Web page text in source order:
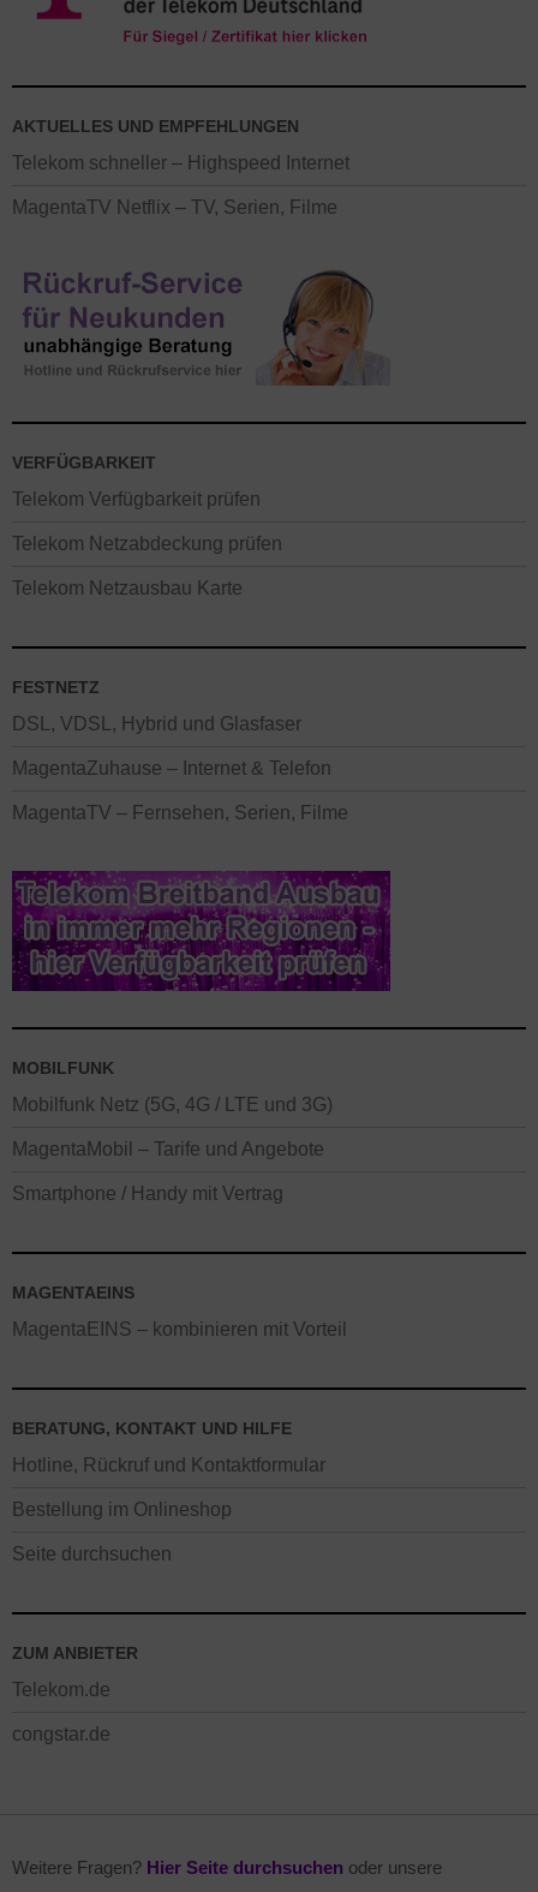
AKTUELLES UND EMPFEHLUNGEN
Telekom schneller – Highspeed Internet
MagentaTV Netflix – TV, Serien, Filme
VERFÜGBARKEIT
Telekom Verfügbarkeit prüfen
Telekom Netzabdeckung prüfen
Telekom Netzausbau Karte
FESTNETZ
DSL, VDSL, Hybrid und Glasfaser
MagentaZuhause – Internet & Telefon
MagentaTV – Fernsehen, Serien, Filme
MOBILFUNK
Mobilfunk Netz (5G, 4G / LTE und 3G)
MagentaMobil – Tarife und Angebote
Smartphone / Handy mit Vertrag
MAGENTAEINS
MagentaEINS – kombinieren mit Vorteil
BERATUNG, KONTAKT UND HILFE
Hotline, Rückruf und Kontaktformular
Bestellung im Onlineshop
Seite durchsuchen
ZUM ANBIETER
Telekom.de
congstar.de
Weitere Fragen? Hier Seite durchsuchen oder unsere